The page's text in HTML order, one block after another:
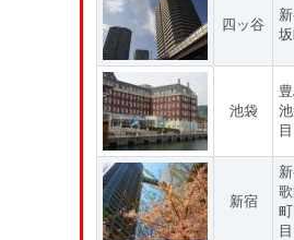
四ッ谷
池袋
新宿
目